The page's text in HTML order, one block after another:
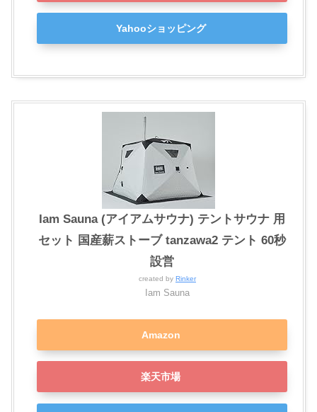
Yahooショッピング
Iam Sauna (アイアムサウナ) テントサウナ 用
セット 国産薪ストーブ tanzawa2 テント 60秒
設営
created by Rinker
Iam Sauna
Amazon
楽天市場